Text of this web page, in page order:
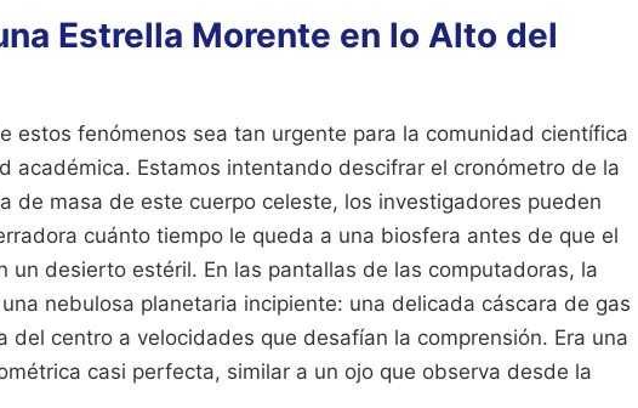
Estrella Morente en lo Alto del
estos fenómenos sea tan urgente para la comunidad científica
académica. Estamos intentando descifrar el cronómetro de la
de masa de este cuerpo celeste, los investigadores pueden
cuánto tiempo le queda a una biosfera antes de que el
un desierto estéril. En las pantallas de las computadoras, la
nebulosa planetaria incipiente: una delicada cáscara de gas
del centro a velocidades que desafían la comprensión. Era una
casi perfecta, similar a un ojo que observa desde la